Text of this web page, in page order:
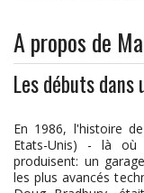
A propos de
Les débuts dans
En 1986, l'histoire
Etats-Unis) - là
produisent: un
les plus avancés